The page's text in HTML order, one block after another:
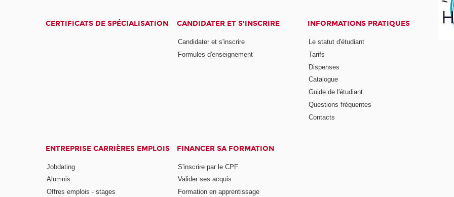
CERTIFICATS DE SPÉCIALISATION CANDIDATER ET S'INSCRIRE
Candidater et s'inscrire
Formules d'enseignement
INFORMATIONS PRATIQUES
Le statut d'étudiant
Tarifs
Dispenses
Catalogue
Guide de l'étudiant
Questions fréquentes
Contacts
ENTREPRISE CARRIÈRES EMPLOIS
Jobdating
Alumnis
Offres emplois - stages
FINANCER SA FORMATION
S'inscrire par le CPF
Valider ses acquis
Formation en apprentissage